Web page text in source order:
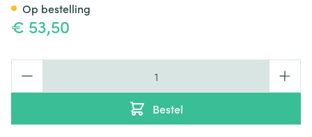
€ 53,50
Bestel
Op bestelling